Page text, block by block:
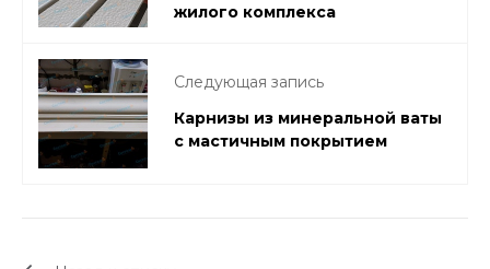
жилого комплекса
Следующая запись
Карнизы из минеральной ваты
с мастичным покрытием